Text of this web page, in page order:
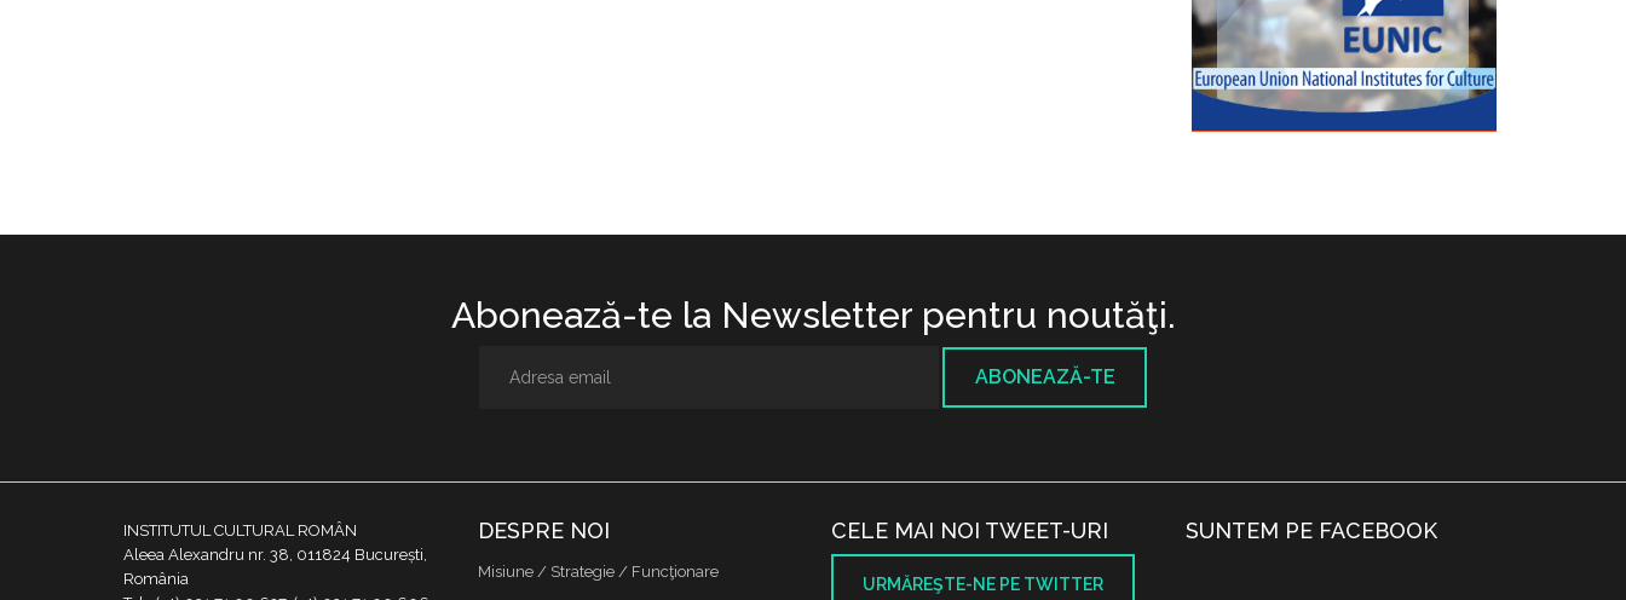
Abonează-te la Newsletter pentru noutăţi.
ABONEAZĂ-TE
INSTITUTUL CULTURAL ROMÂN
Aleea Alexandru nr. 38, 011824 București,
România
DESPRE NOI
Misiune / Strategie / Funcţionare
CELE MAI NOI TWEET-URI
URMĂREŞTE-NE PE TWITTER
SUNTEM PE FACEBOOK